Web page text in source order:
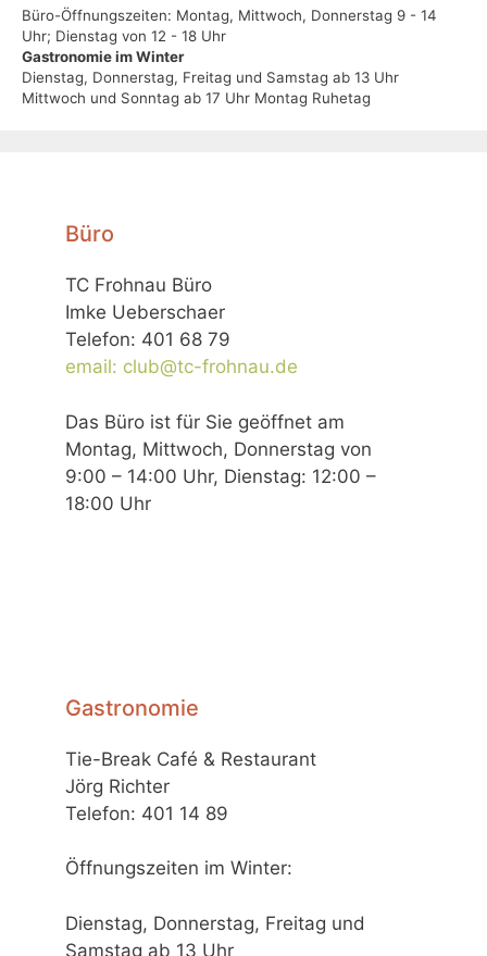
Büro-Öffnungszeiten: Montag, Mittwoch, Donnerstag 9 - 14
Uhr; Dienstag von 12 - 18 Uhr
Gastronomie im Winter
Dienstag, Donnerstag, Freitag und Samstag ab 13 Uhr
Mittwoch und Sonntag ab 17 Uhr Montag Ruhetag
Büro
TC Frohnau Büro
Imke Ueberschaer
Telefon: 401 68 79
email: club@tc-frohnau.de
Das Büro ist für Sie geöffnet am
Montag, Mittwoch, Donnerstag von
9:00 – 14:00 Uhr, Dienstag: 12:00 –
18:00 Uhr
Gastronomie
Tie-Break Café & Restaurant
Jörg Richter
Telefon: 401 14 89
Öffnungszeiten im Winter:
Dienstag, Donnerstag, Freitag und
Samstag ab 13 Uhr